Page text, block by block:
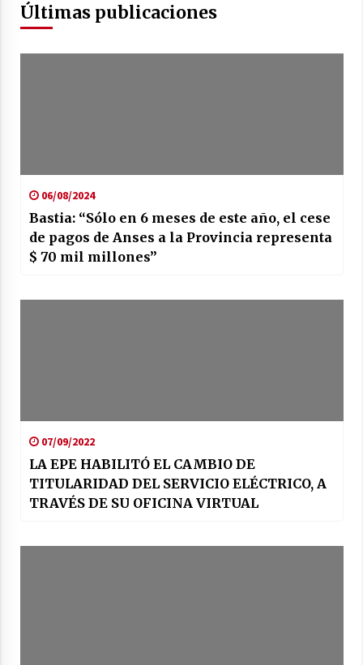
Últimas publicaciones
06/08/2024
Bastia: “Sólo en 6 meses de este año, el cese
de pagos de Anses a la Provincia representa
$ 70 mil millones”
07/09/2022
LA EPE HABILITÓ EL CAMBIO DE
TITULARIDAD DEL SERVICIO ELÉCTRICO, A
TRAVÉS DE SU OFICINA VIRTUAL